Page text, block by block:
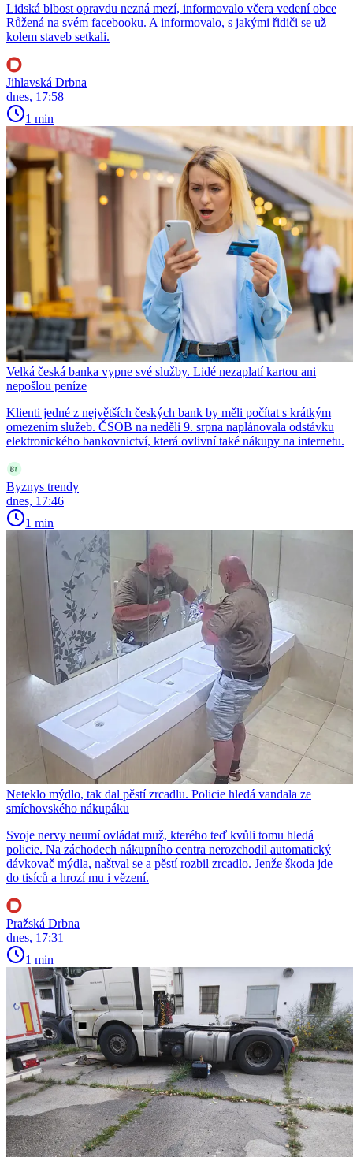
Lidská blbost opravdu nezná mezí, informovalo včera vedení obce
Růžená na svém facebooku. A informovalo, s jakými řidiči se už
kolem staveb setkali.
Jihlavská Drbna
dnes, 17:58
1 min
Velká česká banka vypne své služby. Lidé nezaplatí kartou ani
nepošlou peníze
Klienti jedné z největších českých bank by měli počítat s krátkým
omezením služeb. ČSOB na neděli 9. srpna naplánovala odstávku
elektronického bankovnictví, která ovlivní také nákupy na internetu.
Byznys trendy
dnes, 17:46
1 min
Neteklo mýdlo, tak dal pěstí zrcadlu. Policie hledá vandala ze
smíchovského nákupáku
Svoje nervy neumí ovládat muž, kterého teď kvůli tomu hledá
policie. Na záchodech nákupního centra nerozchodil automatický
dávkovač mýdla, naštval se a pěstí rozbil zrcadlo. Jenže škoda jde
do tisíců a hrozí mu i vězení.
Pražská Drbna
dnes, 17:31
1 min